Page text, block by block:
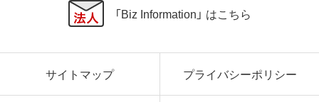
「Biz Information」 はこちら
サイトマップ プライバシーポリシー